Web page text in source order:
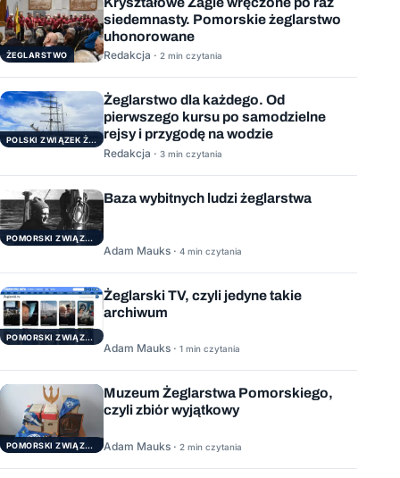
ŻEGLARSTWO
siedemnasty. Pomorskie żeglarstwo
uhonorowane
Redakcja · 2 min czytania
POLSKI ZWIĄZEK ŻEGLARSKI
Żeglarstwo dla każdego. Od
pierwszego kursu po samodzielne
rejsy i przygodę na wodzie
Redakcja · 3 min czytania
POMORSKI ZWIĄZEK ŻEGLARSKI
Baza wybitnych ludzi żeglarstwa
Adam Mauks · 4 min czytania
POMORSKI ZWIĄZEK ŻEGLARSKI
Żeglarski TV, czyli jedyne takie
archiwum
Adam Mauks · 1 min czytania
POMORSKI ZWIĄZEK ŻEGLARSKI
Muzeum Żeglarstwa Pomorskiego,
czyli zbiór wyjątkowy
Adam Mauks · 2 min czytania